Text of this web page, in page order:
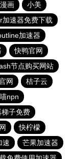
画
小美
加速器免费下载
加速器
快鸭官网
节点购买网站
网
桔子云
npn
子免费
快柠檬
速
芒果加速器